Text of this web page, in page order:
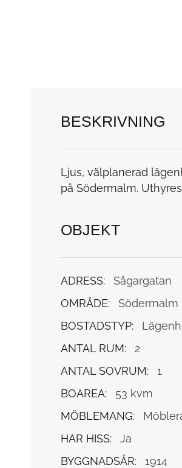
BESKRIVNING
Ljus, välplanerad
på Södermalm.
OBJEKT
ADRESS:
Sågargatan
OMRÅDE:
Södermalm
BOSTADSTYP:
ANTAL RUM:
2
ANTAL SOVRUM:
1
BOAREA:
53 kvm
MÖBLEMANG:
HAR HISS:
Ja
BYGGNADSÅR:
1914